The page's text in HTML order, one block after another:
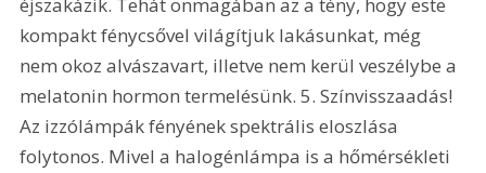
éjszakázik. Tehát önmagában az a tény, hogy este
kompakt fénycsővel világítjuk lakásunkat, még
nem okoz alvászavart, illetve nem kerül veszélybe a
melatonin hormon termelésünk. 5. Színvisszaadás!
Az izzólámpák fényének spektrális eloszlása
folytonos. Mivel a halogénlámpa is a hőmérsékleti